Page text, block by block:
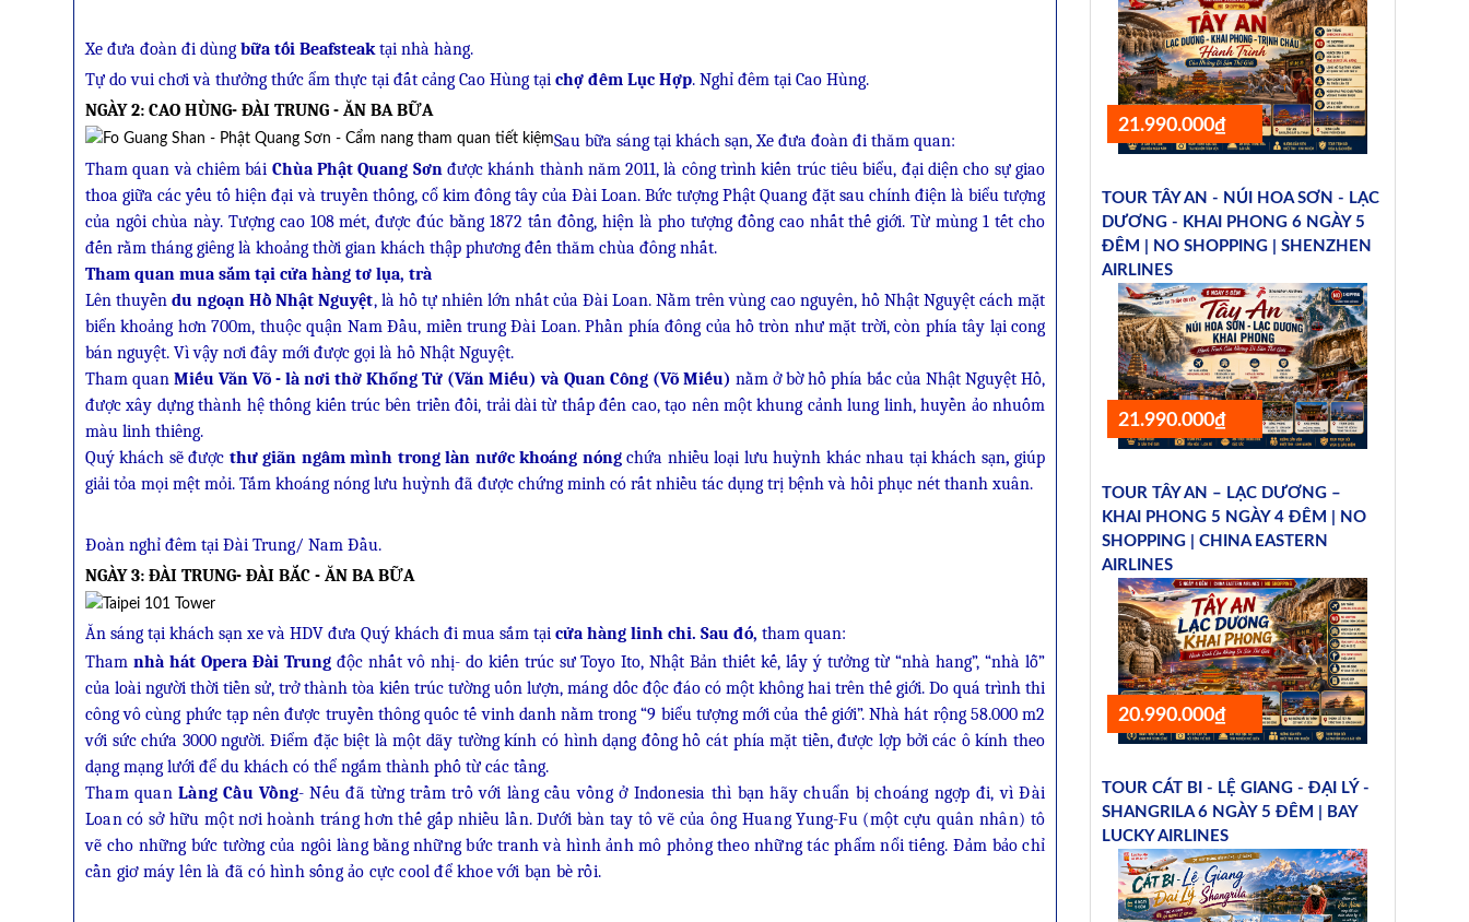
Xe đưa đoàn đi dùng bữa tối Beafsteaktại nhà hàng.
Tự do vui chơi và thưởng thức ẩm thực tại đất cảng Cao Hùng tại chợ đêm Lục Hợp. Nghỉ đêm tại Cao Hùng.
NGÀY 2: CAO HÙNG- ĐÀI TRUNG - ĂN BA BỮA
Sau bữa sáng tại khách sạn, Xe đưa đoàn đi thăm quan:
Tham quan và chiêm bái Chùa Phật Quang Sơnđược khánh thành năm 2011, là công trình kiến trúc tiêu biểu, đại diện cho sự giao
thoa giữa các yếu tố hiện đại và truyền thống, cổ kim đông tây của Đài Loan. Bức tượng Phật Quang đặt sau chính điện là biểu tượng
của ngôi chùa này. Tượng cao 108 mét, được đúc bằng 1872 tấn đồng, hiện là pho tượng đồng cao nhất thế giới. Từ mùng 1 tết cho
đến rằm tháng giêng là khoảng thời gian khách thập phương đến thăm chùa đông nhất.
Tham quan mua sắm tại cửa hàng tơ lụa, trà
Lên thuyềndu ngoạn Hồ Nhật Nguyệt, là hồ tự nhiên lớn nhất của Đài Loan. Nằm trên vùng cao nguyên, hồ Nhật Nguyệt cách mặt
biển khoảng hơn 700m, thuộc quận Nam Đầu, miền trung Đài Loan. Phần phía đông của hồ tròn như mặt trời, còn phía tây lại cong
bán nguyệt. Vì vậy nơi đây mới được gọi là hồ Nhật Nguyệt.
Tham quan Miếu Văn Võ - là nơi thờ Khổng Tử (Văn Miếu) và Quan Công (Võ Miếu) nằm ở bờ hồ phía bắc của Nhật Nguyệt Hồ,
được xây dựng thành hệ thống kiến trúc bên triền đồi, trải dài từ thấp đến cao, tạo nên một khung cảnh lung linh, huyền ảo nhuốm
màu linh thiêng.
Quý khách sẽ được thư giãn ngâm mình trong làn nước khoáng nóngchứa nhiều loại lưu huỳnh khác nhau tại khách sạn,giúp
giải tỏa mọi mệt mỏi. Tắm khoáng nóng lưu huỳnh đã được chứng minh có rất nhiều tác dụng trị bệnh và hồi phục nét thanh xuân.
Đoàn nghỉ đêm tại Đài Trung/ Nam Đầu.
NGÀY 3: ĐÀI TRUNG- ĐÀI BẮC - ĂN BA BỮA
Ăn sáng tại khách sạn xe và HDV đưa Quý khách đi mua sắm tại cửa hàng linh chi. Sau đó, tham quan:
Tham nhà hát Opera Đài Trungđộc nhất vô nhị- do kiến trúc sư Toyo Ito, Nhật Bản thiết kế, lấy ý tưởng từ “nhà hang”, “nhà lỗ”
của loài người thời tiền sử, trở thành tòa kiến trúc tường uốn lượn, máng dốc độc đáo có một không hai trên thế giới. Do quá trình thi
công vô cùng phức tạp nên được truyền thông quốc tế vinh danh nằm trong “9 biểu tượng mới của thế giới”. Nhà hát rộng 58.000 m2
với sức chứa 3000 người. Điểm đặc biệt là một dãy tường kính có hình dạng đồng hồ cát phía mặt tiền, được lợp bởi các ô kính theo
dạng mạng lưới để du khách có thể ngắm thành phố từ các tầng.
Tham quanLàng Cầu Vồng- Nếu đã từng trầm trồ với làng cầu vồng ở Indonesia thì bạn hãy chuẩn bị choáng ngợp đi, vì Đài
Loan có sở hữu một nơi hoành tráng hơn thế gấp nhiều lần. Dưới bàn tay tô vẽ của ông Huang Yung-Fu (một cựu quân nhân) tô
vẽ cho những bức tường của ngôi làng bằng những bức tranh và hình ảnh mô phỏng theo những tác phẩm nổi tiếng. Đảm bảo chỉ
cần giơ máy lên là đã có hình sống ảo cực cool để khoe với bạn bè rồi.
21.990.000₫
TOUR TÂY AN - NÚI HOA SƠN - LẠC
DƯƠNG - KHAI PHONG 6 NGÀY 5
ĐÊM | NO SHOPPING | SHENZHEN
AIRLINES
21.990.000₫
TOUR TÂY AN – LẠC DƯƠNG –
KHAI PHONG 5 NGÀY 4 ĐÊM | NO
SHOPPING | CHINA EASTERN
AIRLINES
20.990.000₫
TOUR CÁT BI - LỆ GIANG - ĐẠI LÝ -
SHANGRILA 6 NGÀY 5 ĐÊM | BAY
LUCKY AIRLINES